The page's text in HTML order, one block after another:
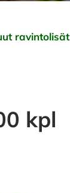
ravintolisät
kpl